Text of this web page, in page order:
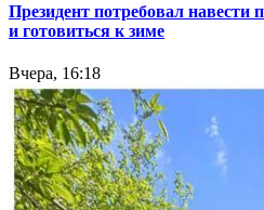
Президент потребовал навести
и готовиться к зиме
Вчера, 16:18